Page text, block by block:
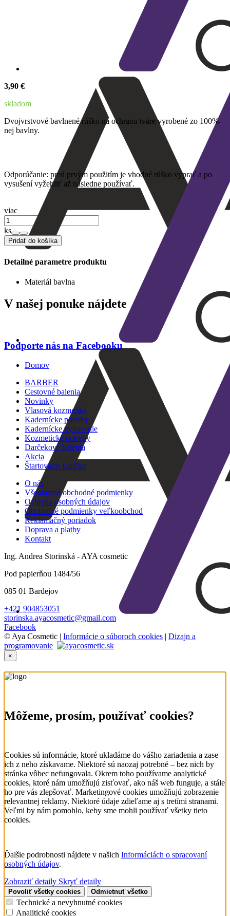
3,90 €
skladom
Dvojvrstvové bavlnené rúško na ochranu tváre vyrobené zo 100%-
nej bavlny.
Odporúčanie: pred prvým použitím je vhodné rúško vyprať a po
vysušení vyžehliť až následne používať.
viac
ks
Pridať do košíka
Detailné parametre produktu
Materiál bavlna
V našej ponuke nájdete
Podporte nás na Facebooku
Domov
BARBER
Cestovné balenia
Novinky
Vlasová kozmetika
Kadernícke potreby
Kadernícke vybavenie
Kozmetické potreby
Darčekové balenia
Akcia
Štartovacie balíčky
O nás
Všeobecné obchodné podmienky
Ochrana osobných údajov
Obchodné podmienky veľkoobchod
Reklamačný poriadok
Doprava a platby
Kontakt
Ing. Andrea Storinská - AYA cosmetic
Pod papierňou 1484/56
085 01 Bardejov
+421 904853051
storinska.ayacosmetic@gmail.com
Facebook
© Aya Cosmetic | Informácie o súboroch cookies | Dizajn a
programovanie
×
Môžeme, prosím, používať cookies?
Cookies sú informácie, ktoré ukladáme do vášho zariadenia a zase
ich z neho získavame. Niektoré sú naozaj potrebné – bez nich by
stránka vôbec nefungovala. Okrem toho používame analytické
cookies, ktoré nám umožňujú zisťovať, ako náš web funguje, a stále
ho pre vás zlepšovať. Marketingové cookies umožňujú zobrazenie
relevantnej reklamy. Niektoré údaje zdieľame aj s tretími stranami.
Veľmi by nám pomohlo, keby sme mohli používať všetky tieto
cookies.
Ďalšie podrobnosti nájdete v našich Informáciách o spracovaní
osobných údajov.
Zobraziť detaily Skryť detaily
Povoliť všetky cookies Odmietnuť všetko
Technické a nevyhnutné cookies
Analitické cookies